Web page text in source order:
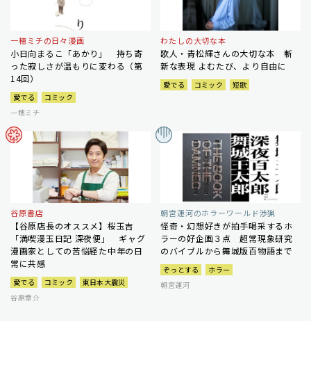
一穂ミチの日々漫画
小日向まるこ「あかり」 持ち寄
った寂しさが温もりに変わる（第
14回）
愛でる
コミック
一穂ミチ
わたしの大切な本
歌人・青松輝さんの大切な本 斬
新な表現 よむたび、より自由に
愛でる コミック 短歌
谷原書店
【谷原店長のオススメ】桜玉吉
「満喫漫玉日記 深夜便」 ギャグ
漫画家としての苦悩経た中年の日
常に共感
愛でる コミック
東日本大震災
谷原章介
朝宮運河のホラーワールド渉猟
怪奇・幻想好きが拍手喝采するホ
ラーの好企画３点 超常現象研究
のバイブルから舞城版百物語まで
ぞっとする
ホラー
朝宮運河